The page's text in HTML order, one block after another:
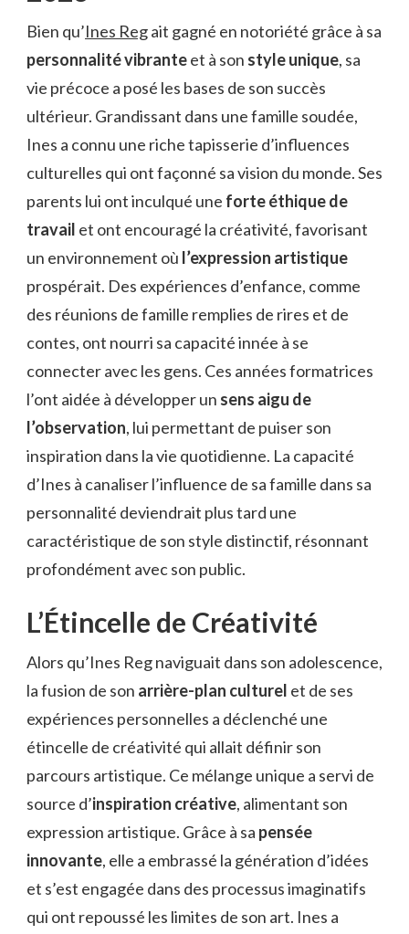
Bien qu’Ines Regait gagné en notoriété grâce à sa
personnalité vibranteet à son style unique, sa
vie précoce a posé les bases de son succès
ultérieur. Grandissant dans une famille soudée,
Ines a connu une riche tapisserie d’influences
culturelles qui ont façonné sa vision du monde. Ses
parents lui ont inculqué une forte éthique de
travail et ont encouragé la créativité, favorisant
un environnement où l’expression artistique
prospérait. Des expériences d’enfance, comme
des réunions de famille remplies de rires et de
contes, ont nourri sa capacité innée à se
connecter avec les gens. Ces années formatrices
l’ont aidée à développer un sens aigu de
l’observation, lui permettant de puiser son
inspiration dans la vie quotidienne. La capacité
d’Ines à canaliser l’influence de sa famille dans sa
personnalité deviendrait plus tard une
caractéristique de son style distinctif, résonnant
profondément avec son public.
L’Étincelle de Créativité
Alors qu’Ines Reg naviguait dans son adolescence,
la fusion de son arrière-plan culturel et de ses
expériences personnelles a déclenché une
étincelle de créativité qui allait définir son
parcours artistique. Ce mélange unique a servi de
source d’inspiration créative, alimentant son
expression artistique. Grâce à sa pensée
innovante, elle a embrassé la génération d’idées
et s’est engagée dans des processus imaginatifs
qui ont repoussé les limites de son art. Ines a